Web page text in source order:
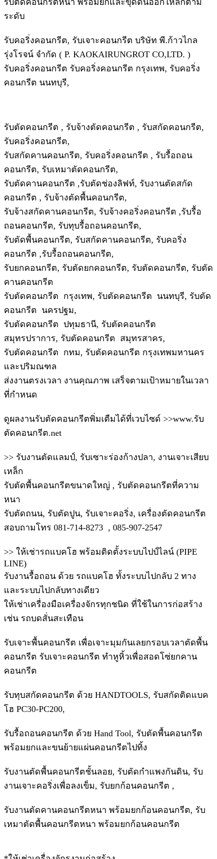
รับตัดคอนกรีตหนา พร้อมยกและขุดดินออกให้ลึกตาม
ระดับ
รับคอริ่งคอนกรีต, รับเจาะคอนกรีต บริษัท พี.ก้าวไกล
รุ่งโรจน์ จำกัด ( P. KAOKAIRUNGROT CO,LTD. )
รับคอริ่งคอนกรีต รับคอริ่งคอนกรีต กรุงเทพ, รับคอริ่ง
คอนกรีต นนทบุรี,
รับตัดคอนกรีต , รับจ้างตัดคอนกรีต , รับสกัดคอนกรีต,
รับคอริ่งคอนกรีต,
รับสกัดคานคอนกรีต, รับคอริ่งคอนกรีต , รับรื้อถอน
คอนกรีต, รับเหมาตัดคอนกรีต,
รับตัดคานคอนกรีต ,รับตัดช่องลิฟท์, รับงานตัดสกัด
คอนกรีต , รับจ้างตัดพื้นคอนกรีต,
รับจ้างสกัดคานคอนกรีต, รับจ้างคอริ่งคอนกรีต ,รับรื้อ
ถอนคอนกรีต, รับทุบรื้อถอนคอนกรีต,
รับตัดพื้นคอนกรีต, รับสกัดคานคอนกรีต, รับคอริ่ง
คอนกรีต ,รับรื้อถอนคอนกรีต,
รับยกคอนกรีต, รับตัดยกคอนกรีต, รับตัดคอนกรีต, รับตัด
คานคอนกรีต
รับตัดคอนกรีต กรุงเทพ, รับตัดคอนกรีต นนทบุรี, รับตัด
คอนกรีต นครปฐม,
รับตัดคอนกรีต ปทุมธานี, รับตัดคอนกรีต
สมุทรปราการ, รับตัดคอนกรีต สมุทรสาคร,
รับตัดคอนกรีต กทม, รับตัดคอนกรีต กรุงเทพมหานคร
และปริมณฑล
ส่งงานตรงเวลา งานคุณภาพ เสร็จตามเป้าหมายในเวลา
ที่กำหนด
ดูผลงานรับตัดคอนกรีตพิ่มเตืมได้ที่เวบไซด์ >>www.รับ
ตัดคอนกรีต.net
>> รับงานตัดแลมป์, รับเซาะร่องก้างปลา, งานเจาะเสียบ
เหล็ก
รับตัดพื้นคอนกรีตขนาดใหญ่ , รับตัดคอนกรีตที่ความ
หนา
รับตัดถนน, รับตัดปูน, รับเจาะคอริ่ง, เครื่องตัดคอนกรีต
สอบถามโทร 081-714-8273 , 085-907-2547
>> ให้เช่ารถแบคโฮ พร้อมติดตั้งระบบไปป์ไลน์ (PIPE
LINE)
รับงานรื้อถอน ด้วย รถแบคโฮ ทั้งระบบไปกลับ 2 ทาง
และระบบไปกลับทางเดียว
ให้เช่าเครื่องมือเครื่องจักรทุกชนิด ที่ใช้ในการก่อสร้าง
เช่น รถบดสั่นสะเทือน
รับเจาะพื้นคอนกรีต เพื่อเจาะมุมกันเลยกรอบเวลาตัดพื้น
คอนกรีต รับเจาะคอนกรีต ทำหูหิ้วเพื่อสอดโซ่ยกคาน
คอนกรีต
รับทุบสกัดคอนกรีต ด้วย HANDTOOLS, รับสกัดติดแบค
โฮ PC30-PC200,
รับรื้อถอนคอนกรีต ด้วย Hand Tool, รับตัดพื้นคอนกรีต
พร้อมยกและขนย้ายแผ่นคอนกรีตไปทิ้ง
รับงานตัดพื้นคอนกรีตชั้นลอย, รับตัดกำแพงกันดิน, รับ
งานเจาะคอริ่งเพื่อลงเข็ม, รับยกก้อนคอนกรีต ,
รับงานตัดคานคอนกรีตหนา พร้อมยกก้อนคอนกรีต, รับ
เหมาตัดพื้นคอนกรีตหนา พร้อมยกก้อนคอนกรีต